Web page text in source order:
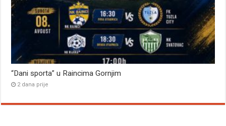
“Dani sporta” u Raincima Gornjim
2 dana prije